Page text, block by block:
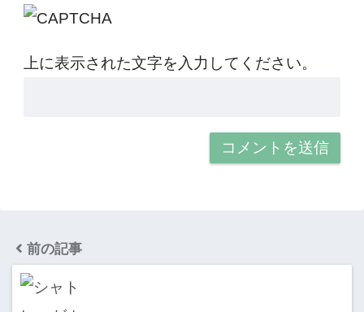
上に表示された文字を入力してください。
前の記事